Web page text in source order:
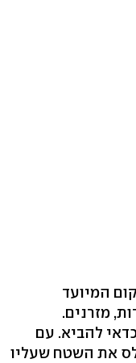
המיועד
מזרנים.
להביא. עם
את השטח שעליו